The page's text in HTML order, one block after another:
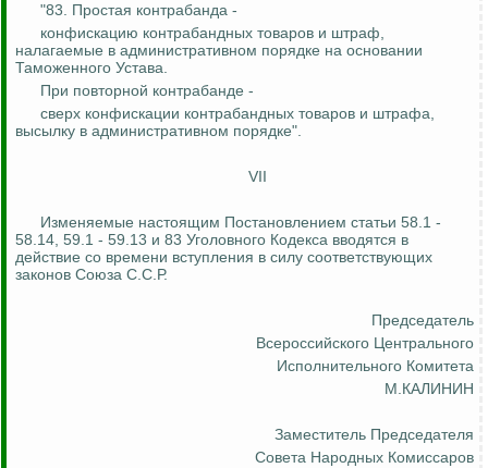
"83. Простая контрабанда -
конфискацию контрабандных товаров и штраф,
налагаемые в административном порядке на основании
Таможенного Устава.
При повторной контрабанде -
сверх конфискации контрабандных товаров и штрафа,
высылку в административном порядке".
VII
Изменяемые настоящим Постановлением статьи 58.1 -
58.14, 59.1 - 59.13 и 83 Уголовного Кодекса вводятся в
действие со времени вступления в силу соответствующих
законов Союза С.С.Р.
Председатель
Всероссийского Центрального
Исполнительного Комитета
М.КАЛИНИН
Заместитель Председателя
Совета Народных Комиссаров